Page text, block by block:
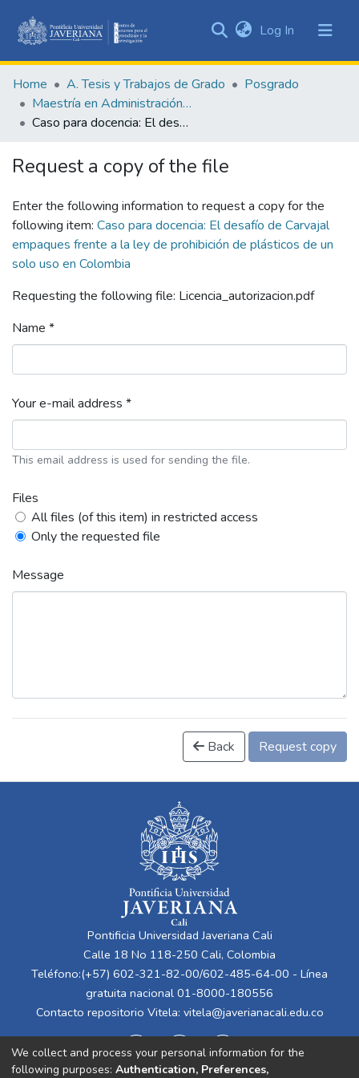
&
Collections
Statistics
Log In (current)
Home A. Tesis y Trabajos de Grado
Posgrado
Maestría en Administración de Empresas
Caso para docencia: El desafío de Carvajal empaques frente a la ley de prohibición de plásticos de un solo uso en Colombia
Request a copy of the file
Enter the following information to request a copy for the
following item: Caso para docencia: El desafío de Carvajal
empaques frente a la ley de prohibición de plásticos de un
solo uso en Colombia
Requesting the following file: Licencia_autorizacion.pdf
Name *
Your e-mail address *
This email address is used for sending the file.
Files
All files (of this item) in restricted access
Only the requested file
Message
Back Request copy
Pontificia Universidad Javeriana Cali
Calle 18 No 118-250 Cali, Colombia
Teléfono:(+57) 602-321-82-00/602-485-64-00 - Línea
gratuita nacional 01-8000-180556
Contacto repositorio Vitela: vitela@javerianacali.edu.co
We collect and process your personal information for the
following purposes: Authentication, Preferences,